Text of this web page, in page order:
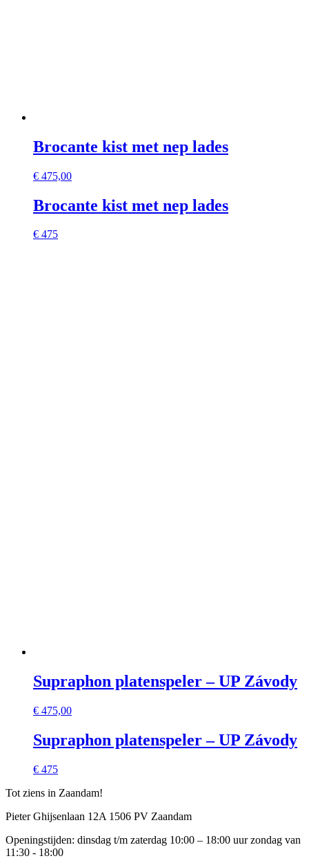
Brocante kist met nep lades
€ 475,00
Brocante kist met nep lades
€ 475
Supraphon platenspeler – UP Závody
€ 475,00
Supraphon platenspeler – UP Závody
€ 475
Tot ziens in Zaandam!
Pieter Ghijsenlaan 12A 1506 PV Zaandam
Openingstijden: dinsdag t/m zaterdag 10:00 – 18:00 uur zondag van
11:30 - 18:00